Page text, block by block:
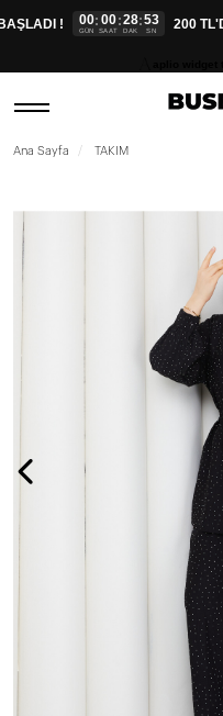
! 00
GÜN
:00
SAAT
:28
DAK
:52
SN 200
Ana Sayfa TAKIM